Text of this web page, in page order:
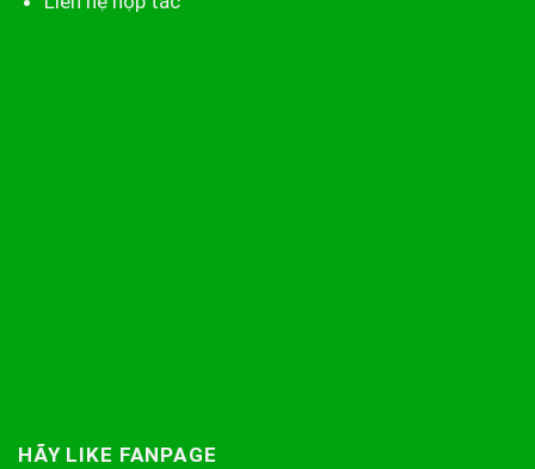
HÃY LIKE FANPAGE